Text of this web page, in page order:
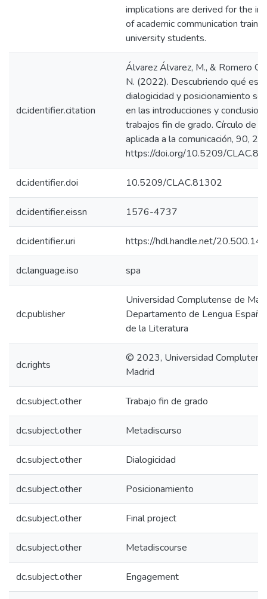
implications are derived for the
of academic communication
university students.
dc.identifier.citation
Álvarez Álvarez, M., & Romero
N. (2022). Descubriendo qué
dialogicidad y posicionamiento se
en las introducciones y
trabajos fin de grado. Círculo de
aplicada a la comunicación, 90,
https://doi.org/10.5209/
dc.identifier.doi 10.5209/CLAC.81302
dc.identifier.eissn 1576-4737
dc.identifier.uri https://hdl.handle.net/
dc.language.iso spa
dc.publisher
Universidad Complutense de
Departamento de Lengua
de la Literatura
dc.rights
© 2023, Universidad
Madrid
dc.subject.other Trabajo fin de grado
dc.subject.other Metadiscurso
dc.subject.other Dialogicidad
dc.subject.other Posicionamiento
dc.subject.other Final project
dc.subject.other Metadiscourse
dc.subject.other Engagement